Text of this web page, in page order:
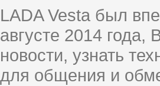
LADA Vesta был
августе 2014
новости, узнать
для общения и